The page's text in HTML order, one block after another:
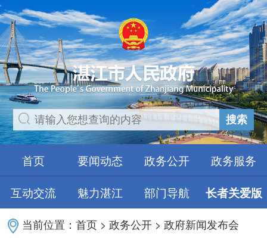
搜索
首页 要闻动态 政务公开
政务服务
互动交流
魅力湛江 部门导航 长者关爱版
当前位置：首页 >政务公开 >政府新闻发布会